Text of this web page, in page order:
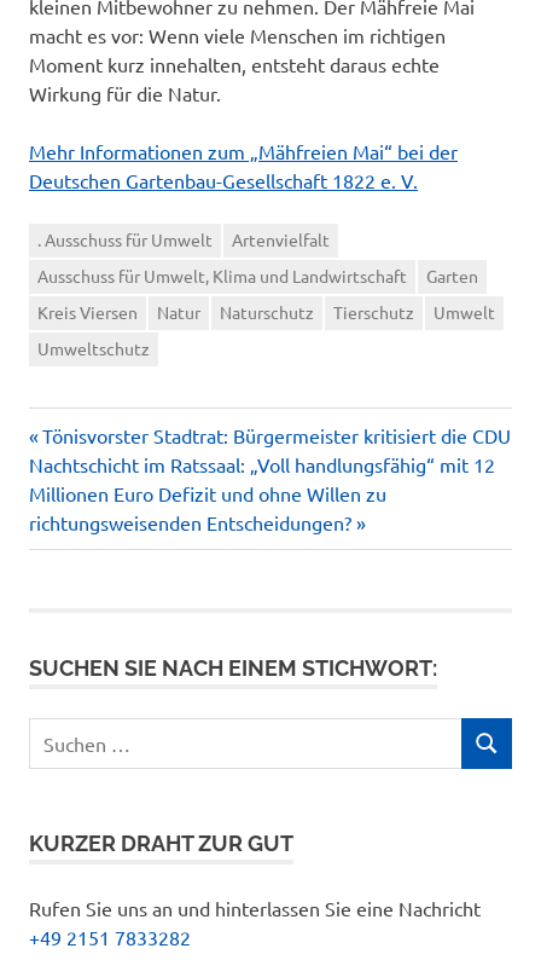
kleinen Mitbewohner zu nehmen. Der Mähfreie Mai
macht es vor: Wenn viele Menschen im richtigen
Moment kurz innehalten, entsteht daraus echte
Wirkung für die Natur.
Mehr Informationen zum „Mähfreien Mai“ bei der
Deutschen Gartenbau-Gesellschaft 1822 e. V.
. Ausschuss für Umwelt
Artenvielfalt
Ausschuss für Umwelt, Klima und Landwirtschaft
Garten
Kreis Viersen
Natur Naturschutz Tierschutz
Umwelt
Umweltschutz
Beitragsnavigation
Vorheriger
Beitrag:
Tönisvorster Stadtrat: Bürgermeister kritisiert die CDU
Nächster
Beitrag:
Nachtschicht im Ratssaal: „Voll handlungsfähig“ mit 12
Millionen Euro Defizit und ohne Willen zu
richtungsweisenden Entscheidungen?
SUCHEN SIE NACH EINEM STICHWORT:
nach:
SUCHEN
KURZER DRAHT ZUR GUT
Rufen Sie uns an und hinterlassen Sie eine Nachricht
+49 2151 7833282